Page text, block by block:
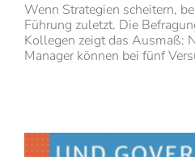
Wenn Strategien scheitern,
Führung zuletzt. Die
Kollegen zeigt das Ausmaß:
Manager können bei fünf